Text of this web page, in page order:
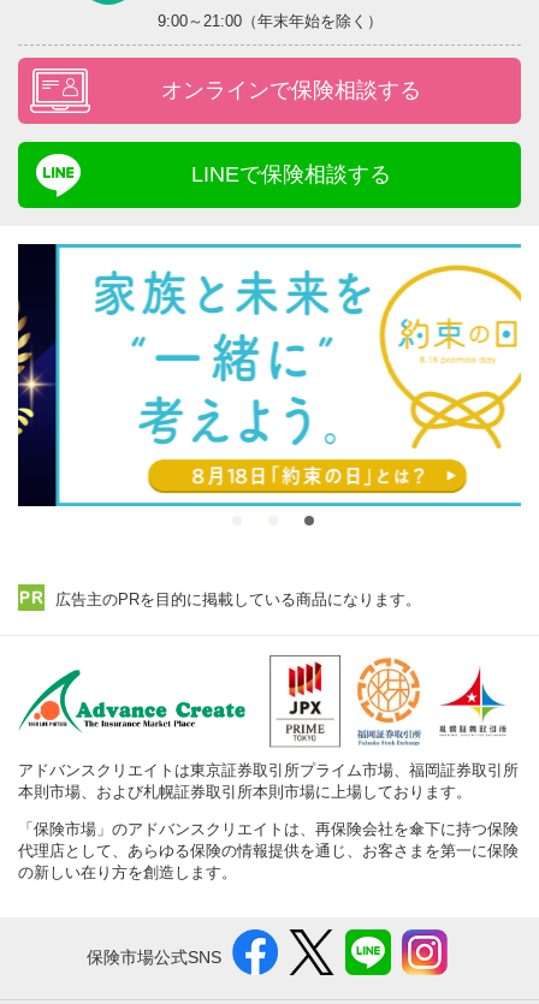
9:00～21:00（年末年始を除く）
オンラインで保険相談する
LINEで保険相談する
広告主のPRを目的に掲載している商品になります。
アドバンスクリエイトは東京証券取引所プライム市場、福岡証券取引所
本則市場、および札幌証券取引所本則市場に上場しております。
「保険市場」のアドバンスクリエイトは、再保険会社を傘下に持つ保険
代理店として、あらゆる保険の情報提供を通じ、お客さまを第一に保険
の新しい在り方を創造します。
保険市場公式SNS